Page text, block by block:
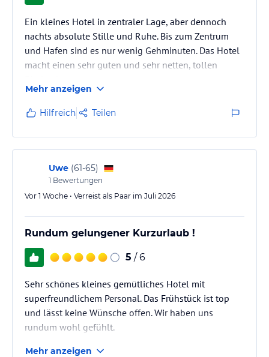
Ein kleines Hotel in zentraler Lage, aber dennoch
nachts absolute Stille und Ruhe. Bis zum Zentrum
und Hafen sind es nur wenig Gehminuten. Das Hotel
macht einen sehr guten und sehr netten, tollen
Es sind ausreichend Parkmöglichkeiten vorhanden.
Mehr anzeigen
Hilfreich Teilen
Uwe (61-65)
1 Bewertungen
Vor 1 Woche • Verreist als Paar im Juli 2026
Rundum gelungener Kurzurlaub !
5 / 6
Sehr schönes kleines gemütliches Hotel mit
superfreundlichem Personal. Das Frühstück ist top
und lässt keine Wünsche offen. Wir haben uns
rundum wohl gefühlt.
Mehr anzeigen